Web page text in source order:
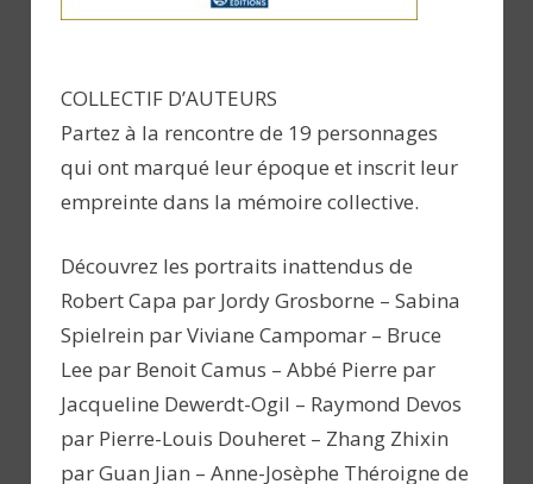
COLLECTIF D’AUTEURS
Partez à la rencontre de 19 personnages
qui ont marqué leur époque et inscrit leur
empreinte dans la mémoire collective.
Découvrez les portraits inattendus de
Robert Capa par Jordy Grosborne – Sabina
Spielrein par Viviane Campomar – Bruce
Lee par Benoit Camus – Abbé Pierre par
Jacqueline Dewerdt-Ogil – Raymond Devos
par Pierre-Louis Douheret – Zhang Zhixin
par Guan Jian – Anne-Josèphe Théroigne de